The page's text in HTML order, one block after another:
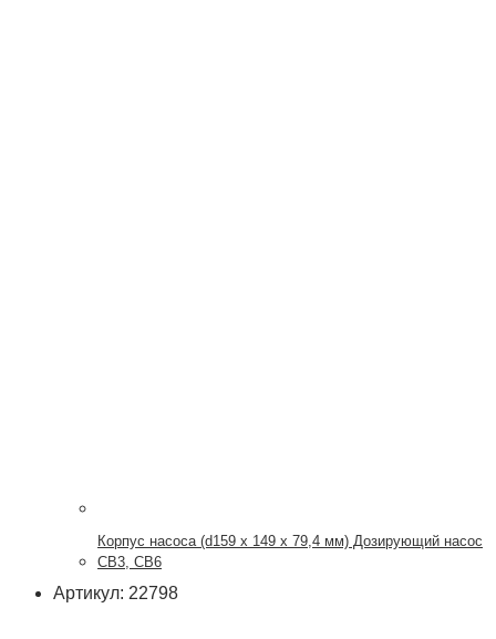
Корпус насоса (d159 x 149 x 79,4 мм) Дозирующий насос
CB3, CB6
Артикул: 22798